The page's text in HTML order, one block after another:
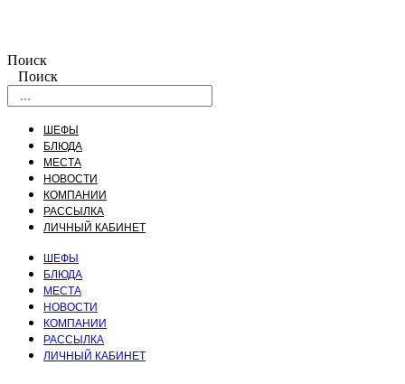
Поиск
Поиск
ШЕФЫ
БЛЮДА
МЕСТА
НОВОСТИ
КОМПАНИИ
РАССЫЛКА
ЛИЧНЫЙ КАБИНЕТ
ШЕФЫ
БЛЮДА
МЕСТА
НОВОСТИ
КОМПАНИИ
РАССЫЛКА
ЛИЧНЫЙ КАБИНЕТ